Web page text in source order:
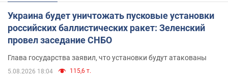
Украина будет уничтожать пусковые установки
российских баллистических ракет: Зеленский
провел заседание СНБО
Глава государства заявил, что установки будут атакованы
5.08.2026 18:04 115,6 т.